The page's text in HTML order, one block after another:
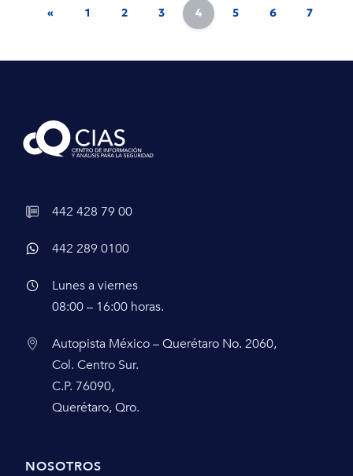
« 1 2 3 4 5 6 7
442 428 79 00
442 289 0100
Lunes a viernes
08:00 – 16:00 horas.
Autopista México – Querétaro No. 2060,
Col. Centro Sur.
C.P. 76090,
Querétaro, Qro.
NOSOTROS